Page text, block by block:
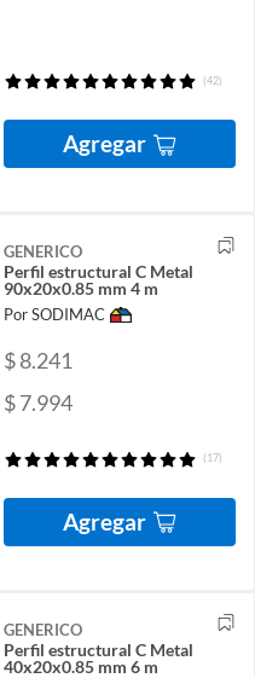
(42)
Agregar
GENERICO
Perfil estructural C Metal
90x20x0.85 mm 4 m
Por SODIMAC
$ 8.241
$ 7.994
(17)
Agregar
GENERICO
Perfil estructural C Metal
40x20x0.85 mm 6 m